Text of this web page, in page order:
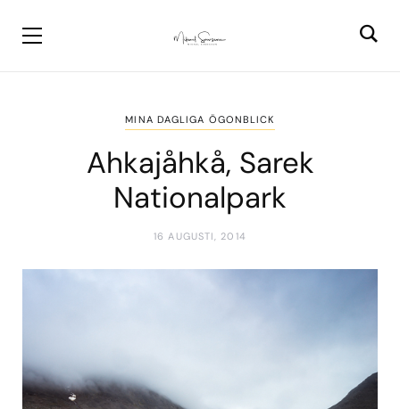
MINA DAGLIGA ÖGONBLICK
Ahkajåhkå, Sarek
Nationalpark
16 AUGUSTI, 2014